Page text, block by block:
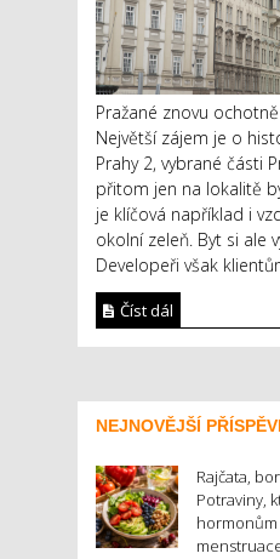
Pražané znovu
Největší zájem je o
Prahy 2, vybrané části
přitom jen na lokalitě
je klíčová například i
okolní zeleň. Byt si ale
Developeři však
Číst dál
NEJNOVĚJŠÍ
Rajčata,
Potraviny,